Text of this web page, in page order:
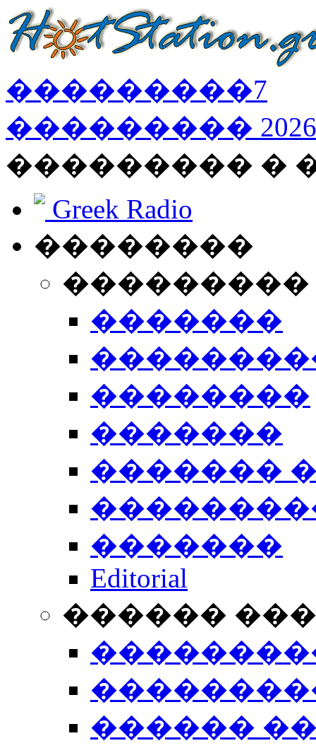
���������7
��������� 2026
��������� �
Greek Radio
��������
�������
��������
�������
�������
�������
Editorial
������
������